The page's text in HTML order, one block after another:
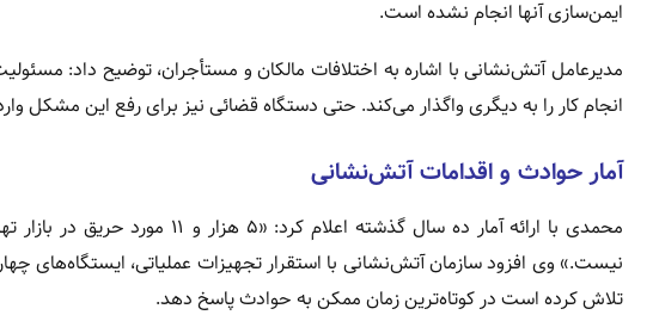
ایمن‌سازی آنها انجام نشده است.
مدیرعامل آتش‌نشانی با اشاره به اختلافات مالکان و مستأجران، توضیح داد:
انجام کار را به دیگری واگذار می‌کند. حتی دستگاه قضائی نیز برای رفع این مشکل
آمار حوادث و اقدامات آتش‌نشانی
محمدی با ارائه آمار ده سال
نیست.» وی افزود سازمان آتش‌نشانی با استقرار تجهیزات عملیاتی، ایستگاه‌های
تلاش کرده است در کوتاه‌ترین زمان ممکن به حوادث پاسخ دهد.